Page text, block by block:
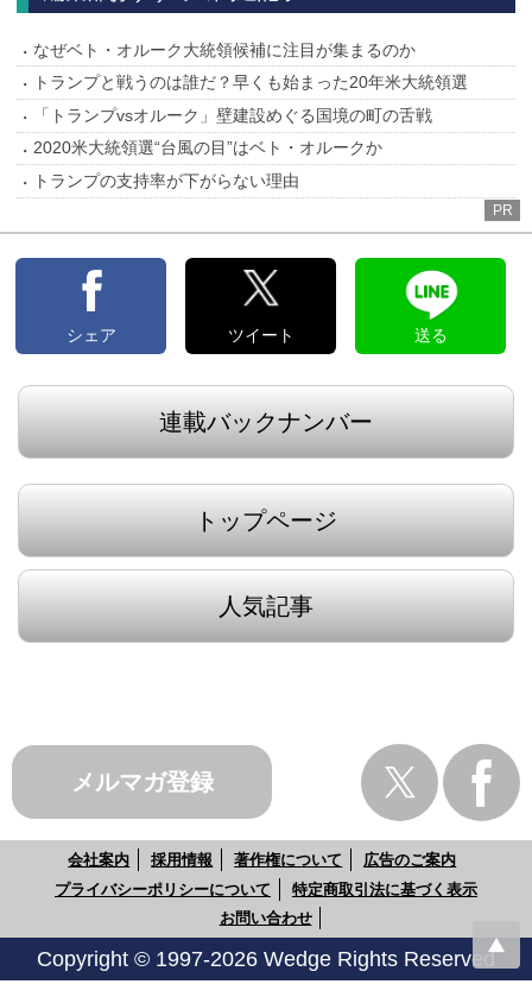
なぜベト・オルーク大統領候補に注目が集まるのか
トランプと戦うのは誰だ？早くも始まった20年米大統領選
「トランプvsオルーク」壁建設めぐる国境の町の舌戦
2020米大統領選“台風の目”はベト・オルークか
トランプの支持率が下がらない理由
PR
シェア ツイート 送る
連載バックナンバー
トップページ
人気記事
メルマガ登録
会社案内 採用情報 著作権について
広告のご案内
プライバシーポリシーについて
特定商取引法に基づく表示
お問い合わせ
Copyright © 1997-2026 Wedge Rights Reserved